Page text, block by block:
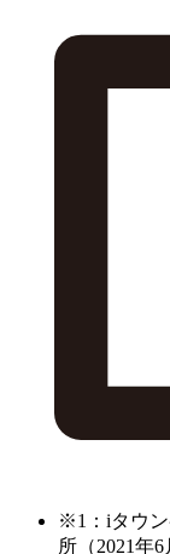
※1：iタウン
所（2021年